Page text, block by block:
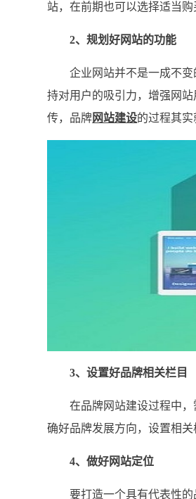
站，在前期也可以选择适当
2、规划好网站的功能
企业网站并不是一成不变
持对用户的吸引力，增强网
传，品牌网站建设的过程其实
3、设置好品牌相关栏目
在品牌网站建设过程中，
确好品牌发展方向，设置相
4、做好网站定位
要打造一个具有代表性的